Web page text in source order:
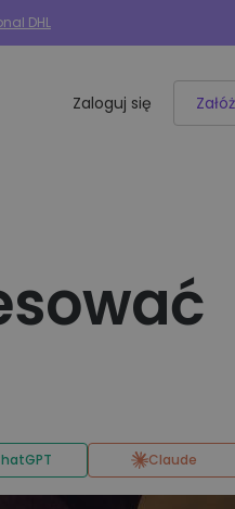
DHL
BaseLinker
Zaloguj się
Claude